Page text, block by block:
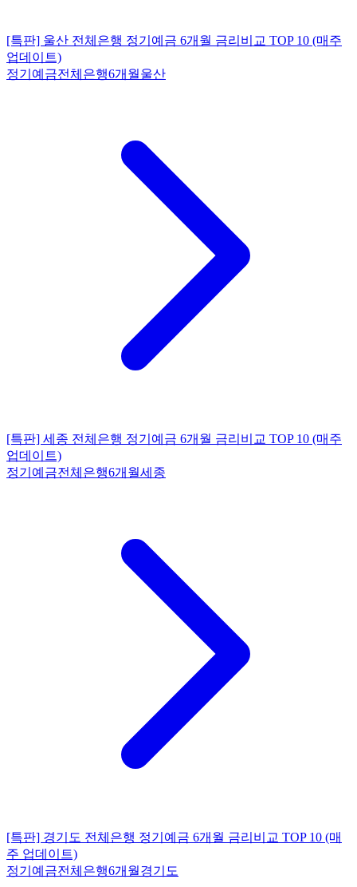
[특판] 울산 전체은행 정기예금 6개월 금리비교 TOP 10 (매주
업데이트)
정기예금전체은행6개월울산
[특판] 세종 전체은행 정기예금 6개월 금리비교 TOP 10 (매주
업데이트)
정기예금전체은행6개월세종
[특판] 경기도 전체은행 정기예금 6개월 금리비교 TOP 10 (매
주 업데이트)
정기예금전체은행6개월경기도